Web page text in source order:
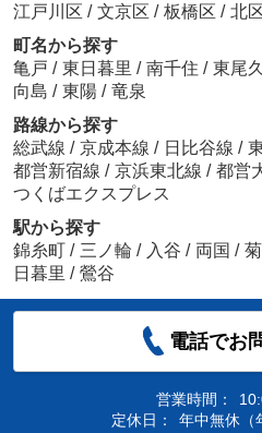
江戸川区 / 文京区 / 板橋区 / 北
町名から探す
亀戸 / 東日暮里 / 南千住 / 東尾久
向島 / 東陽 / 竜泉
路線から探す
総武線 / 京成本線 / 日比谷線 /
都営新宿線 / 京浜東北線 / 都営
つくばエクスプレス
駅から探す
錦糸町 / 三ノ輪 / 入谷 / 両国 / 菊
日暮里 / 鶯谷
電話でお
営業時間：
定休日：
年中無休（